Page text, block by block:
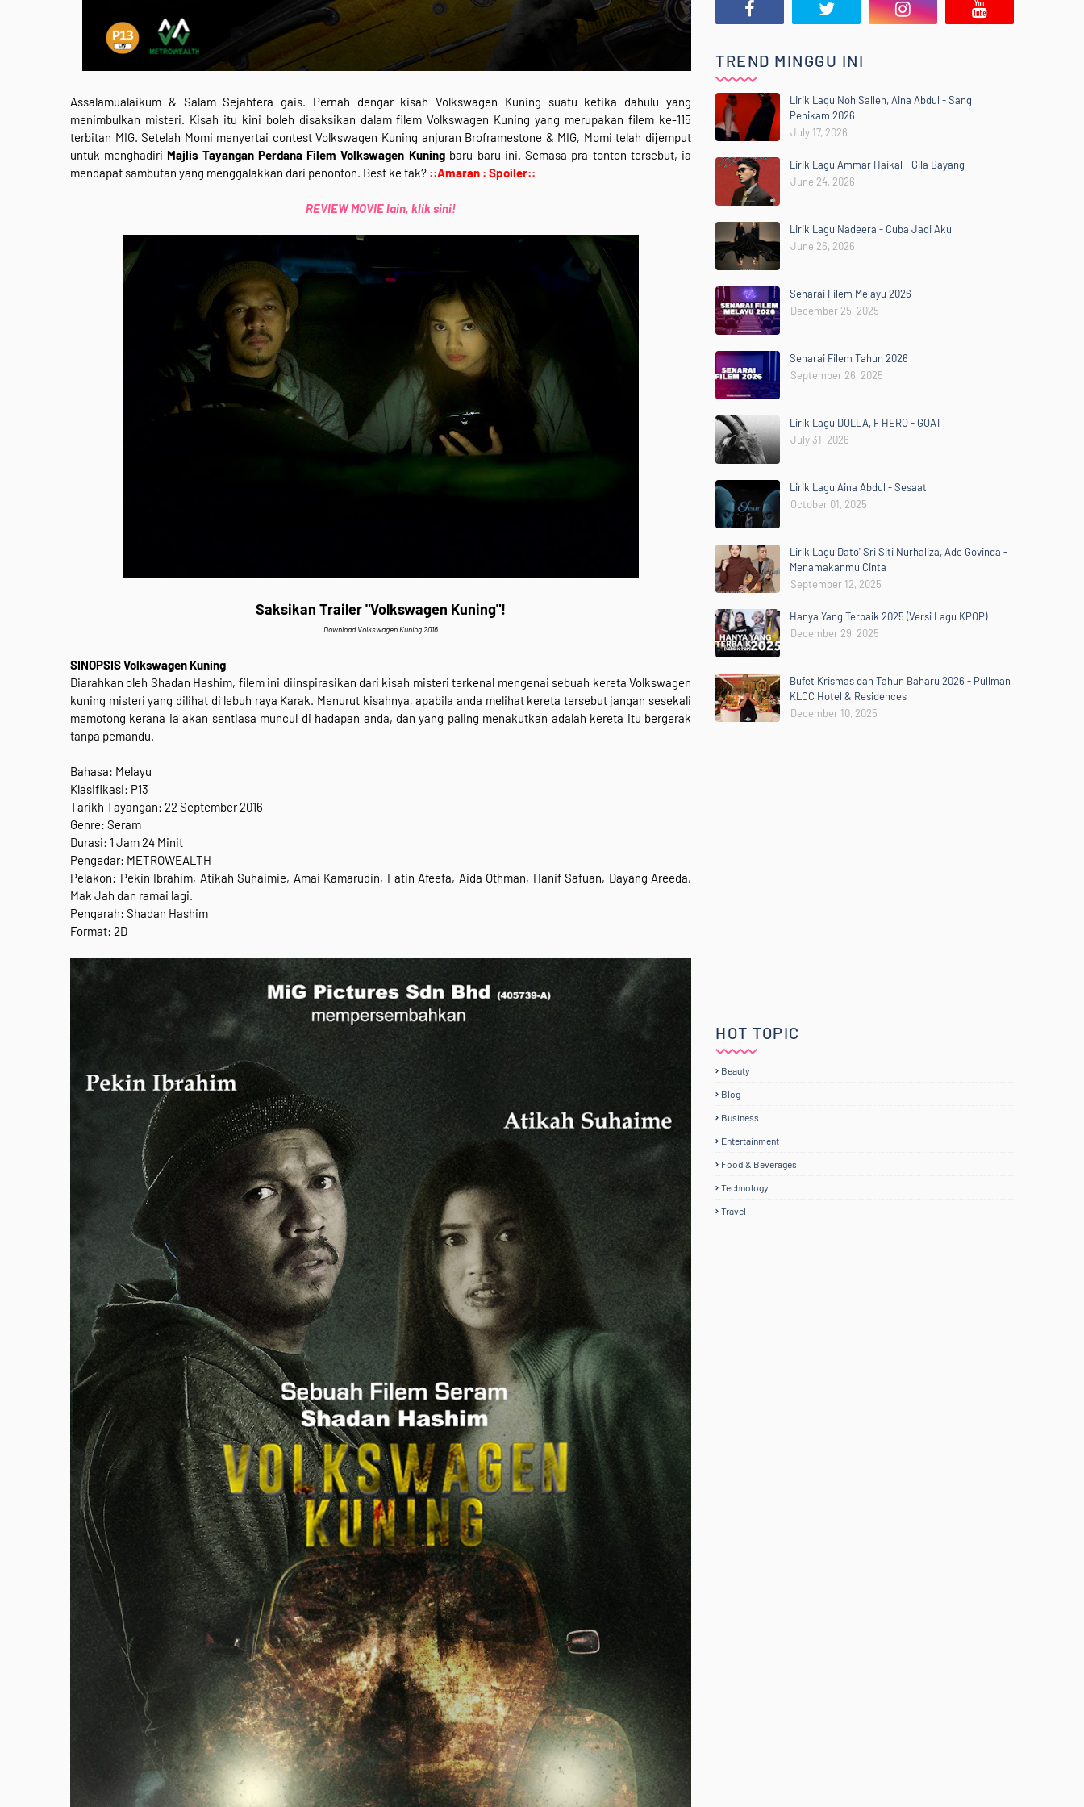
Assalamualaikum & Salam Sejahtera gais. Pernah dengar kisah Volkswagen Kuning suatu ketika dahulu yang
menimbulkan misteri. Kisah itu kini boleh disaksikan dalam filem Volkswagen Kuning yang merupakan filem ke-115
terbitan MIG. Setelah Momi menyertai contest Volkswagen Kuning anjuran Broframestone & MIG, Momi telah dijemput
untuk menghadiri Majlis Tayangan Perdana Filem Volkswagen Kuningbaru-baru ini. Semasa pra-tonton tersebut, ia
mendapat sambutan yang menggalakkan dari penonton. Best ke tak? ::Amaran : Spoiler::
REVIEW MOVIE lain, klik sini!
Saksikan Trailer "Volkswagen Kuning"!
Download Volkswagen Kuning 2016
SINOPSIS Volkswagen Kuning
Diarahkan oleh Shadan Hashim, filem ini diinspirasikan dari kisah misteri terkenal mengenai sebuah kereta Volkswagen
kuning misteri yang dilihat di lebuh raya Karak. Menurut kisahnya, apabila anda melihat kereta tersebut jangan sesekali
memotong kerana ia akan sentiasa muncul di hadapan anda, dan yang paling menakutkan adalah kereta itu bergerak
tanpa pemandu.
Bahasa: Melayu
Klasifikasi: P13
Tarikh Tayangan: 22 September 2016
Genre: Seram
Durasi: 1 Jam 24 Minit
Pengedar: METROWEALTH
Pelakon: Pekin Ibrahim, Atikah Suhaimie, Amai Kamarudin, Fatin Afeefa, Aida Othman, Hanif Safuan, Dayang Areeda,
Mak Jah dan ramai lagi.
Pengarah: Shadan Hashim
Format: 2D
TREND MINGGU INI
Lirik Lagu Noh Salleh, Aina Abdul - Sang
Penikam 2026
July 17, 2026
Lirik Lagu Ammar Haikal - Gila Bayang
June 24, 2026
Lirik Lagu Nadeera - Cuba Jadi Aku
June 26, 2026
Senarai Filem Melayu 2026
December 25, 2025
Senarai Filem Tahun 2026
September 26, 2025
Lirik Lagu DOLLA, F HERO - GOAT
July 31, 2026
Lirik Lagu Aina Abdul - Sesaat
October 01, 2025
Lirik Lagu Dato' Sri Siti Nurhaliza, Ade Govinda -
Menamakanmu Cinta
September 12, 2025
Hanya Yang Terbaik 2025 (Versi Lagu KPOP)
December 29, 2025
Bufet Krismas dan Tahun Baharu 2026 - Pullman
KLCC Hotel & Residences
December 10, 2025
HOT TOPIC
Beauty
Blog
Business
Entertainment
Food & Beverages
Technology
Travel